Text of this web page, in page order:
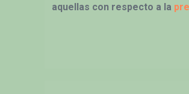
aquellas con respecto a la